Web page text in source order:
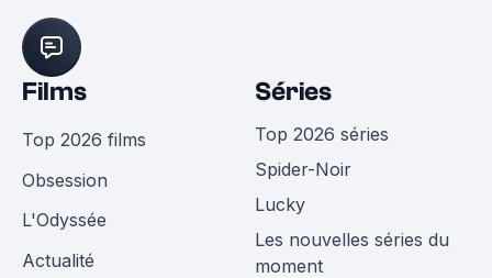
Films
Top 2026 films
Obsession
L'Odyssée
Actualité
Séries
Top 2026 séries
Spider-Noir
Lucky
Les nouvelles séries du
moment